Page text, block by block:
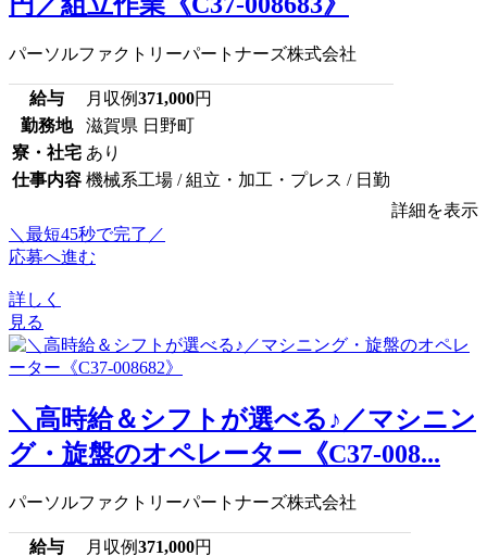
パーソルファクトリーパートナーズ株式会社
給与 月収例371,000円
勤務地
滋賀県 日野町
寮・社宅 あり
仕事内容 機械系工場 / 組立・加工・プレス / 日勤
詳細を表示
＼最短45秒で完了／
応募へ進む
詳しく
見る
＼高時給＆シフトが選べる♪／マシニン
グ・旋盤のオペレーター《C37-008...
パーソルファクトリーパートナーズ株式会社
給与 月収例371,000円